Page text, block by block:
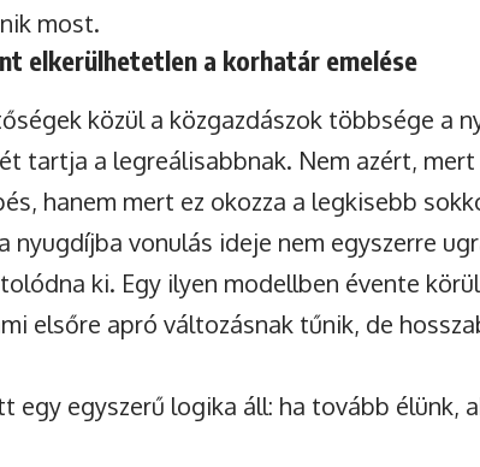
most.
elkerülhetetlen a korhatár emelése
közül a közgazdászok többsége a
tartja a legreálisabbnak. Nem azért, mert
hanem mert ez okozza a legkisebb
nyugdíjba vonulás ideje nem egyszerre
ki. Egy ilyen modellben évente
elsőre apró változásnak tűnik, de
egy egyszerű logika áll: ha tovább élünk,